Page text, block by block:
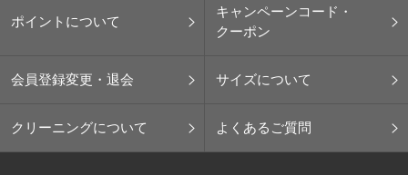
ポイントについて
キャンペーンコード・
クーポン
会員登録変更・退会 サイズについて
クリーニングについて よくあるご質問